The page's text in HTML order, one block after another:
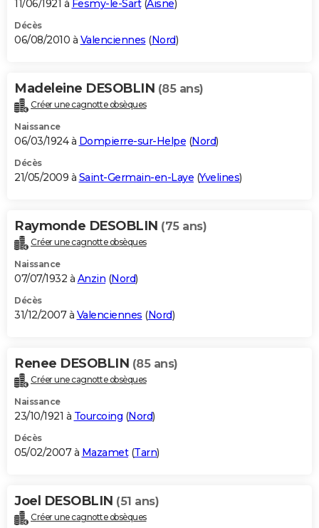
11/06/1921 à Fesmy-le-Sart(Aisne)
Décès
06/08/2010 à Valenciennes (Nord)
Madeleine DESOBLIN (85 ans)
Créer une cagnotte obsèques
Naissance
06/03/1924 à Dompierre-sur-Helpe (Nord)
Décès
21/05/2009 à Saint-Germain-en-Laye (Yvelines)
Raymonde DESOBLIN (75 ans)
Créer une cagnotte obsèques
Naissance
07/07/1932 à Anzin (Nord)
Décès
31/12/2007 à Valenciennes (Nord)
Renee DESOBLIN (85 ans)
Créer une cagnotte obsèques
Naissance
23/10/1921 à Tourcoing (Nord)
Décès
05/02/2007 à Mazamet(Tarn)
Joel DESOBLIN (51 ans)
Créer une cagnotte obsèques